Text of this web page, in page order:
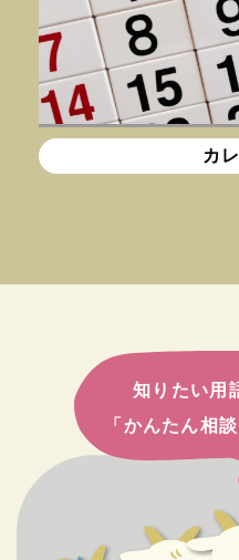
カ
知りたい用
「かんたん相